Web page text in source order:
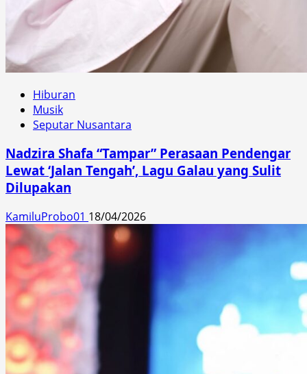
Hiburan
Musik
Seputar Nusantara
Nadzira Shafa “Tampar” Perasaan Pendengar
Lewat ‘Jalan Tengah’, Lagu Galau yang Sulit
Dilupakan
KamiluProbo01 18/04/2026